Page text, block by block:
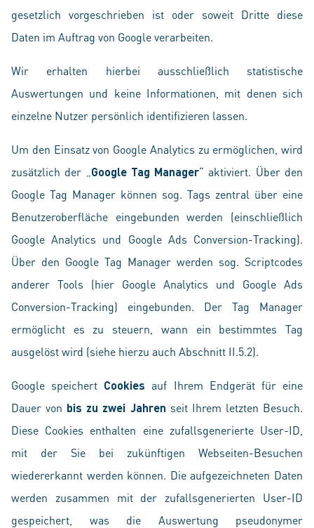
gesetzlich vorgeschrieben ist oder soweit Dritte diese
Daten im Auftrag von Google verarbeiten.
Wir erhalten hierbei ausschließlich statistische
Auswertungen und keine Informationen, mit denen sich
einzelne Nutzer persönlich identifizieren lassen.
Um den Einsatz von Google Analytics zu ermöglichen, wird
zusätzlich der „ Google Tag Manager“ aktiviert. Über den
Google Tag Manager können sog. Tags zentral über eine
Benutzeroberfläche eingebunden werden (einschließlich
Google Analytics und Google Ads Conversion-Tracking).
Über den Google Tag Manager werden sog. Scriptcodes
anderer Tools (hier Google Analytics und Google Ads
Conversion-Tracking) eingebunden. Der Tag Manager
ermöglicht es zu steuern, wann ein bestimmtes Tag
ausgelöst wird (siehe hierzu auch Abschnitt II.5.2).
Google speichert Cookies auf Ihrem Endgerät für eine
Dauer von bis zu zwei Jahren seit Ihrem letzten Besuch.
Diese Cookies enthalten eine zufallsgenerierte User-ID,
mit der Sie bei zukünftigen Webseiten-Besuchen
wiedererkannt werden können. Die aufgezeichneten Daten
werden zusammen mit der zufallsgenerierten User-ID
gespeichert, was die Auswertung pseudonymer